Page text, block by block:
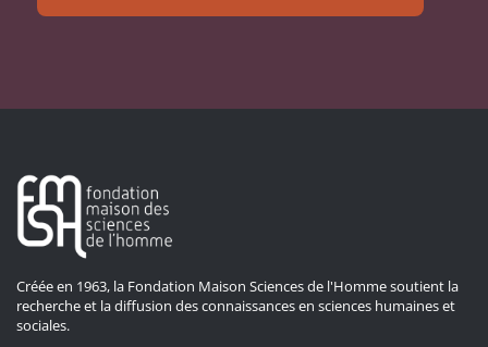
Créée en 1963, la Fondation Maison Sciences de l'Homme soutient la
recherche et la diffusion des connaissances en sciences humaines et
sociales.